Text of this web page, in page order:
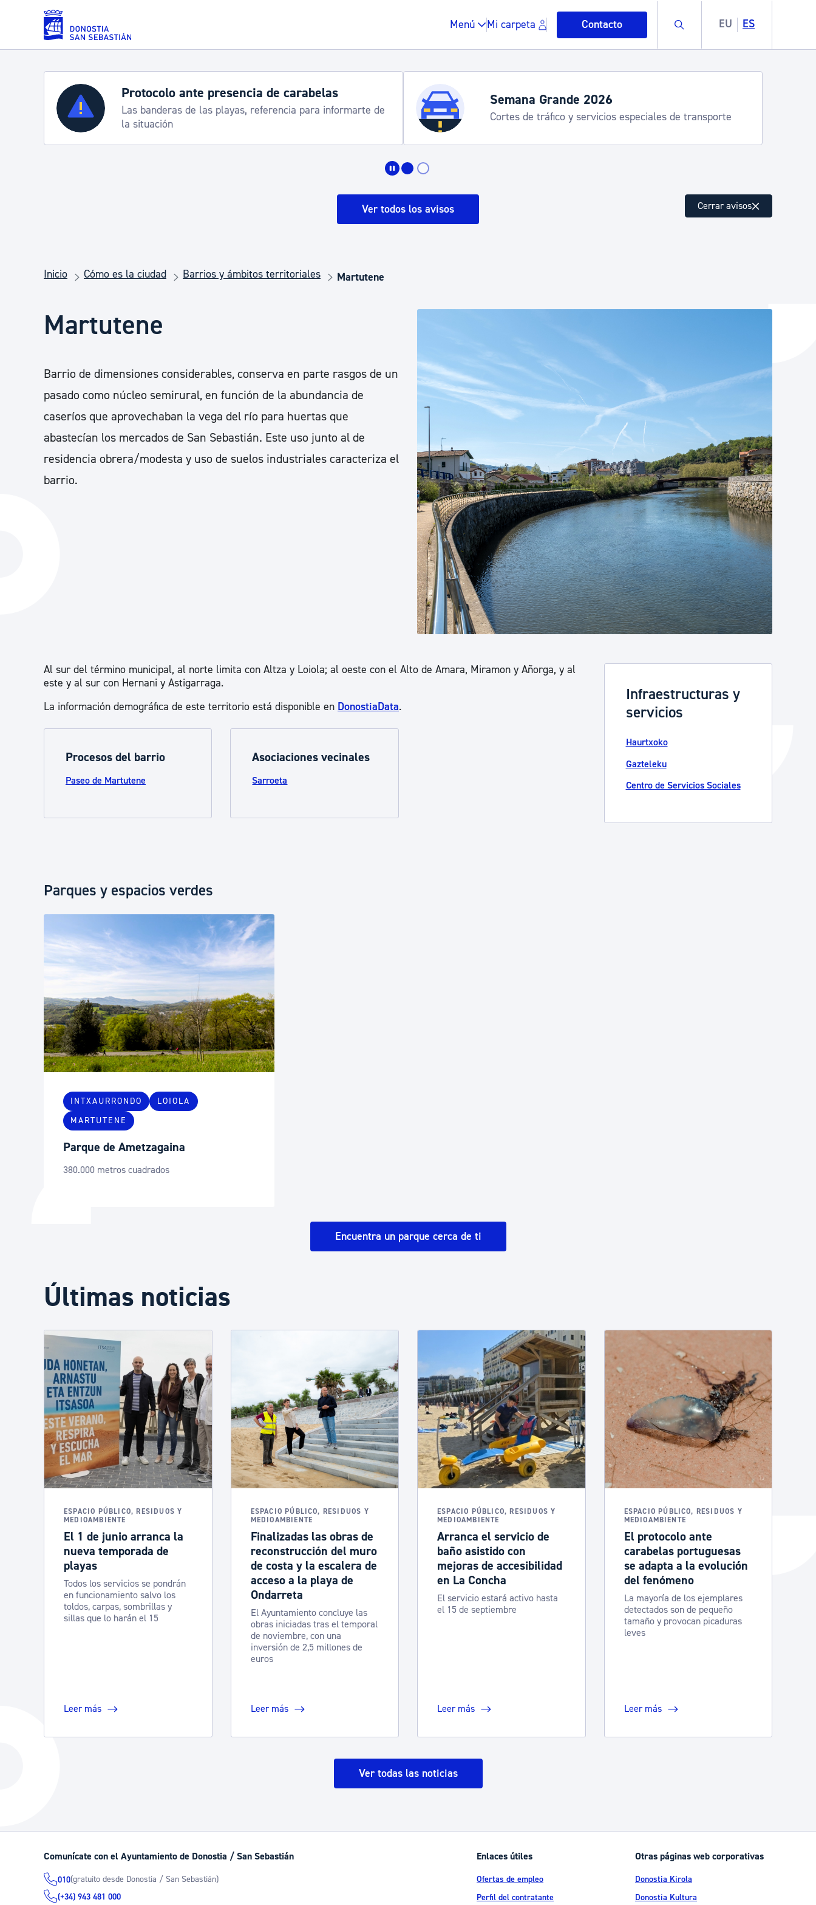
Saltar al contenido principal
Menú Mi carpeta Contacto Buscar EU ES
Servicios
Padrón y asuntos personales
Espacio público, residuos y medioambiente
Seguridad ciudadana y emergencias
Salud Pública, animales y consumo
Infancia y juventud Igualdad, Derechos Humanos y convivencia
Participación ciudadana y asociacionismo
Deporte Turismo
Administración municipal
Tablón de anuncios oficiales
Calendario fiscal
Portal de transparencia
Catálogo de trámites
Ayuda a la tramitación
Semana Grande 2026: programa
8-15 agosto
Horarios y servicios de verano
Udalinfo, Donostia Kirola, Donostia Kultura, San Telmo,
Urgull, Hondalea, Turismo
Ver todos los avisos Cerrar avisos
Inicio Cómo es la ciudad Barrios y ámbitos territoriales Martutene
Martutene
Barrio de dimensiones considerables, conserva en parte rasgos de un
pasado como núcleo semirural, en función de la abundancia de
caseríos que aprovechaban la vega del río para huertas que
abastecían los mercados de San Sebastián. Este uso junto al de
residencia obrera/modesta y uso de suelos industriales caracteriza el
barrio.
Al sur del término municipal, al norte limita con Altza y Loiola; al oeste con el Alto de Amara, Miramon y Añorga, y al
este y al sur con Hernani y Astigarraga.
La información demográfica de este territorio está disponible en DonostiaData.
Procesos del barrio
Paseo de Martutene
Asociaciones vecinales
Sarroeta
Infraestructuras y
servicios
Haurtxoko
Gazteleku
Centro de Servicios Sociales
Parques y espacios verdes
INTXAURRONDO
LOIOLA
MARTUTENE
Parque de Ametzagaina
380.000 metros cuadrados
Encuentra un parque cerca de ti
Últimas noticias
ESPACIO PÚBLICO, RESIDUOS Y
MEDIOAMBIENTE
El 1 de junio arranca la
nueva temporada de
playas
Todos los servicios se pondrán
en funcionamiento salvo los
toldos, carpas, sombrillas y
sillas que lo harán el 15
Leer más
ESPACIO PÚBLICO, RESIDUOS Y
MEDIOAMBIENTE
Finalizadas las obras de
reconstrucción del muro
de costa y la escalera de
acceso a la playa de
Ondarreta
El Ayuntamiento concluye las
obras iniciadas tras el temporal
de noviembre, con una
inversión de 2,5 millones de
euros
Leer más
ESPACIO PÚBLICO, RESIDUOS Y
MEDIOAMBIENTE
Arranca el servicio de
baño asistido con
mejoras de accesibilidad
en La Concha
El servicio estará activo hasta
el 15 de septiembre
Leer más
ESPACIO PÚBLICO, RESIDUOS Y
MEDIOAMBIENTE
El protocolo ante
carabelas portuguesas
se adapta a la evolución
del fenómeno
La mayoría de los ejemplares
detectados son de pequeño
tamaño y provocan picaduras
leves
Leer más
Ver todas las noticias
Comunícate con el Ayuntamiento de Donostia / San Sebastián
010(gratuito desde Donostia / San Sebastián)
(+34) 943 481 000
Enlaces útiles
Ofertas de empleo
Perfil del contratante
Otras páginas web corporativas
Donostia Kirola
Donostia Kultura